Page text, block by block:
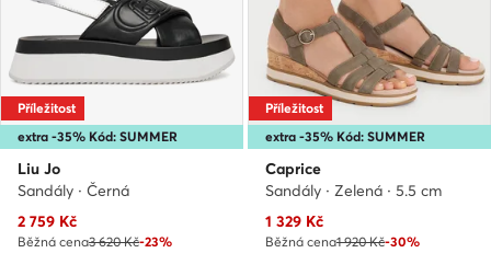
extra -35% Kód: SUMMER
Příležitost
Liu Jo
Sandály · Černá
Aktuální cena
2 759 Kč
Běžná cena3 620 Kč-23%
extra -35% Kód: SUMMER
Příležitost
Caprice
Sandály · Zelená · 5.5 cm
Aktuální cena
1 329 Kč
Běžná cena1 920 Kč-30%